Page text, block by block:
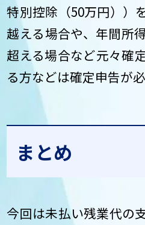
特別控除（50万円））
越える場合や、年間所
超える場合など元々確
る方などは確定申告が必
まとめ
今回は未払い残業代の